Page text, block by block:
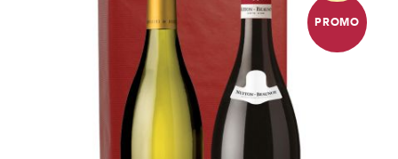
PROMO